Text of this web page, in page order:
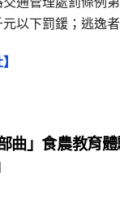
以下罰鍰；逃逸
曲」食農教育